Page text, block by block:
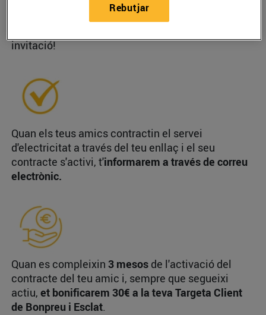
Aquest enllaç és personalitzat per saber que els
invitació!
Quan els teus amics contractin el servei
d'electricitat a través del teu enllaç i el seu
contracte s'activi, t'informarem a través de correu
electrònic.
Quan es compleixin 3 mesos de l'activació del
contracte del teu amic i, sempre que segueixi
actiu, et bonificarem 30€ a la teva Targeta Client
de Bonpreu i Esclat.
Rebutjar